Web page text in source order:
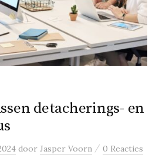
detacherings- en
door Jasper Voorn / 0 Reacties